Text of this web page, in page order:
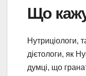
Що
Нутриціологи,
дієтологи, як
думці, що